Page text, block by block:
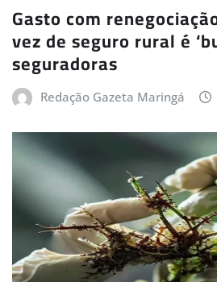
Gasto com
vez de seguro rural é
seguradoras
Redação Gazeta Maringá